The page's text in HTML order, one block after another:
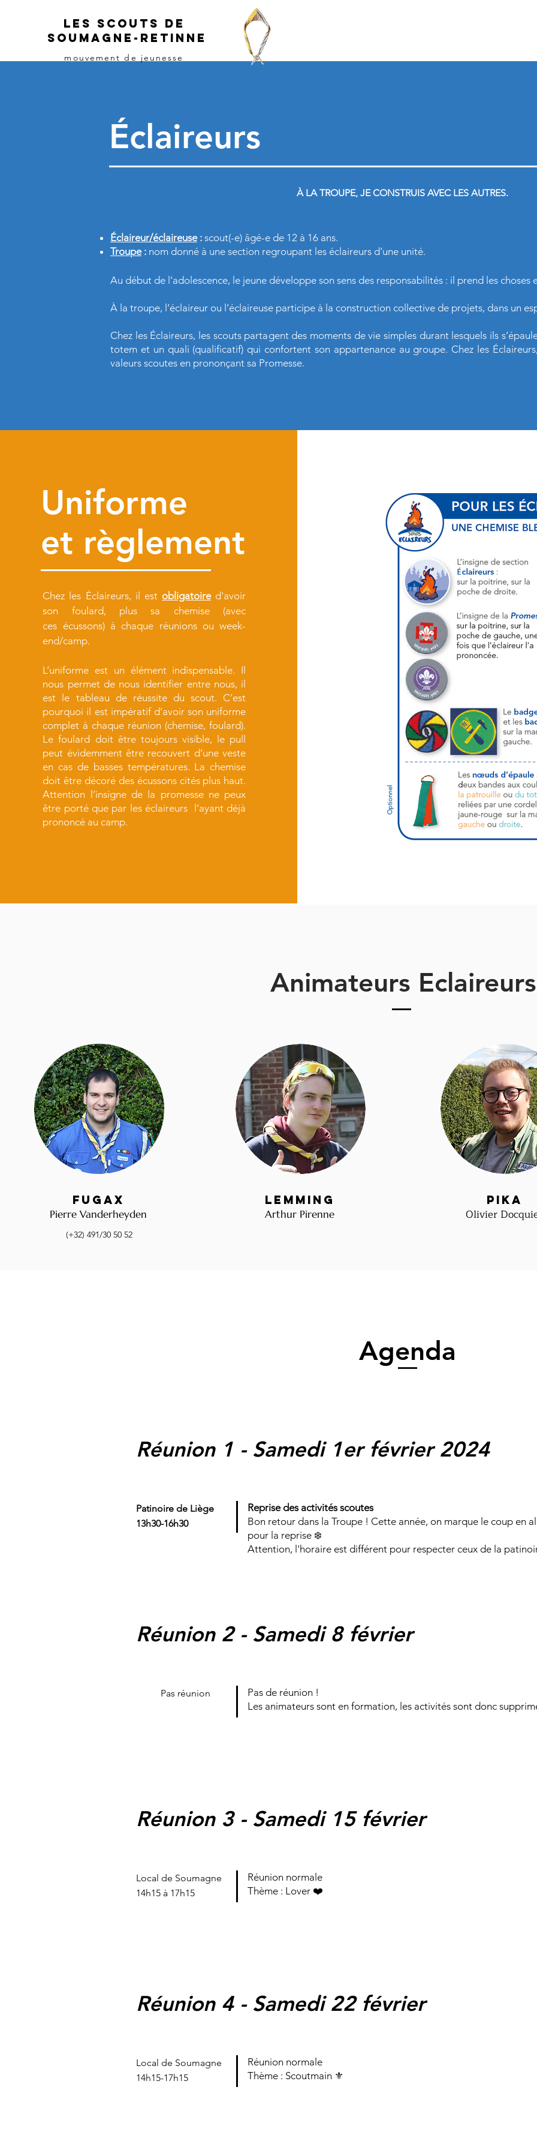
les Scouts de
Soumagne-Retinne
mouvement de jeunesse
Éclaireurs
À LA TROUPE, JE CONSTRUIS AVEC LES AUTRES.
Éclaireur/éclaireuse: scout(-e) âgé-e de 12 à 16 ans.
Troupe: nom donné à une section regroupant les éclaireurs d’une unité.
Au début de l’adolescence, le jeune développe son sens des responsabilités : il prend les choses
À la troupe, l’éclaireur ou l’éclaireuse participe à la construction collective de projets, dans un
Chez les Éclaireurs, les scouts partagent des moments de vie simples durant lesquels ils
totem et un quali (qualificatif) qui confortent son appartenance au groupe. Chez les
valeurs scoutes en prononçant sa Promesse.
Uniforme
et règlement
Chez les Éclaireurs, il est obligatoired'avoir
son foulard, plus sa chemise (avec
ces écussons) à chaque réunions ou week-
end/camp.
L’uniforme est un élément indispensable. I
nous permet de nous identifier entre nous, il
est le tableau de réussite du scout. C’est
pourquoi il est impératif d’avoir son uniforme
complet à chaque réunion (chemise, foulard).
Le foulard doit être toujours visible, le pull
peut évidemment être recouvert d’une veste
en cas de basses températures. La chemise
doit être décoré des écussons cités plus haut.
Attention l’insigne de la promesse ne peux
être porté que par les éclaireurs
l’ayant déjà
prononcé au camp.
Animateurs Eclaireurs
Fugax
Pierre Vanderheyden
(+32) 491/30 50 52
LemminG
Arthur Pirenne
Pika
Olivier
Agenda
Réunion 1 - Samedi 1er février 2024
Patinoire de Liège
13h30-16h30
Reprise des activités scoutes
Bon retour dans la Troupe ! Cette année, on marque le coup en
pour la reprise ❄️
Attention, l'horaire est différent pour respecter ceux de la
Réunion 2 - Samedi 8 février
Pas réunion
Pas de réunion !
Les animateurs sont en formation, les activités sont donc
Réunion 3 - Samedi 15 février
Local de Soumagne
14h15 à 17h15
Réunion normale
Thème : Lover ❤️
Réunion 4 - Samedi 22 février
Local de Soumagne
14h15-17h15
Réunion normale
Thème : Scoutmain ⚜️